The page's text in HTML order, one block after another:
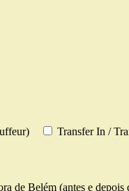
Transfer In /
de Belém (antes e depois